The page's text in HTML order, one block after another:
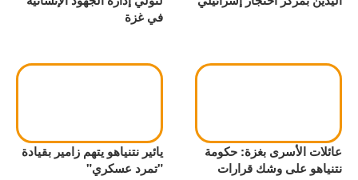
في غزة
عائلات الأسرى بغزة: حكومة
نتنياهو على وشك قرارات
يائير نتنياهو يتهم زامير بقيادة
"تمرد عسكري"